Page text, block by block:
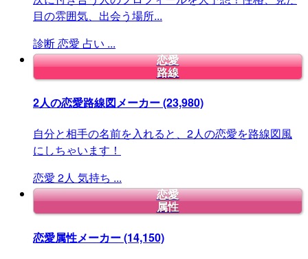
目の雰囲気、出会う場所...
診断恋愛 占い ...
恋愛
路線
2人の恋愛路線図メーカー(23,980)
自分と相手の名前を入れると、2人の恋愛を路線図風
にしちゃいます！
恋愛 2人 気持ち ...
恋愛
属性
恋愛属性メーカー(14,150)